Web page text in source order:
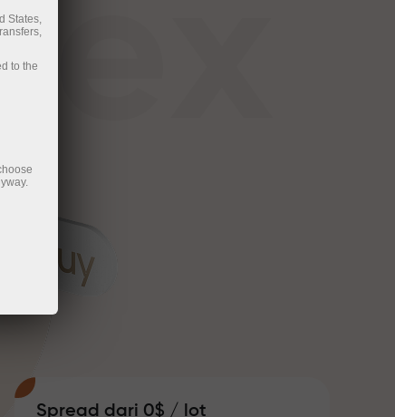
Spread dari 0$ / lot
States,
to the